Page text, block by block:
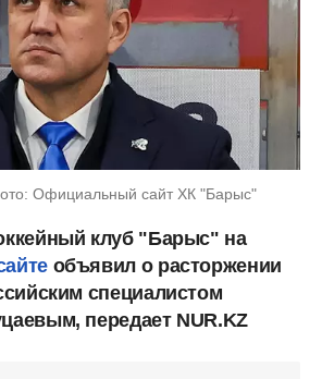
Официальный сайт ХК "Барыс"
клуб "Барыс" на
объявил о расторжении
специалистом
передает NUR.KZ